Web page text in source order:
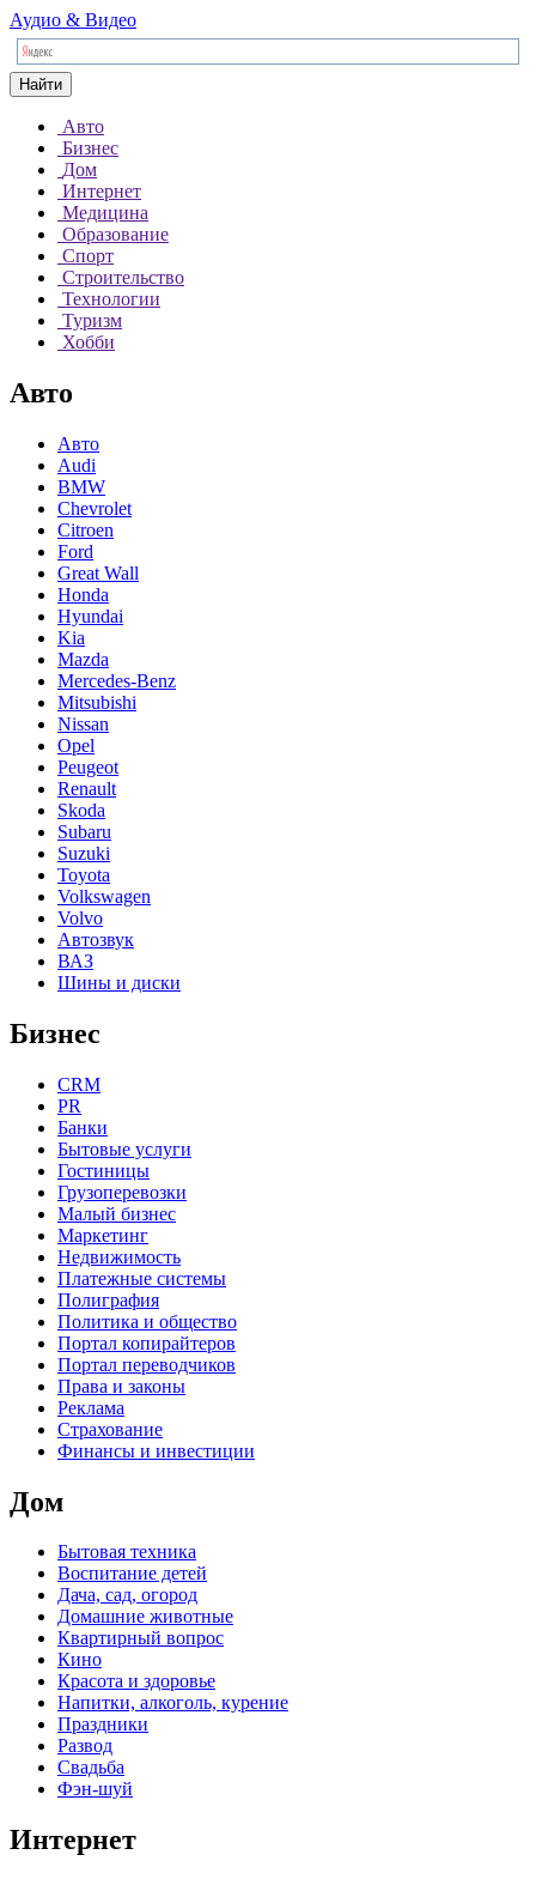
Аудио & Видео
Найти
Авто
Бизнес
Дом
Интернет
Медицина
Образование
Спорт
Строительство
Технологии
Туризм
Хобби
Авто
Авто
Audi
BMW
Chevrolet
Citroen
Ford
Great Wall
Honda
Hyundai
Kia
Mazda
Mercedes-Benz
Mitsubishi
Nissan
Opel
Peugeot
Renault
Skoda
Subaru
Suzuki
Toyota
Volkswagen
Volvo
Автозвук
ВАЗ
Шины и диски
Бизнес
CRM
PR
Банки
Бытовые услуги
Гостиницы
Грузоперевозки
Малый бизнес
Маркетинг
Недвижимость
Платежные системы
Полиграфия
Политика и общество
Портал копирайтеров
Портал переводчиков
Права и законы
Реклама
Страхование
Финансы и инвестиции
Дом
Бытовая техника
Воспитание детей
Дача, сад, огород
Домашние животные
Квартирный вопрос
Кино
Красота и здоровье
Напитки, алкоголь, курение
Праздники
Развод
Свадьба
Фэн-шуй
Интернет